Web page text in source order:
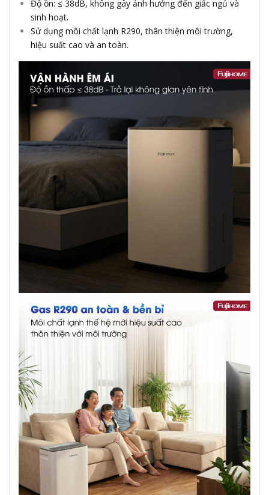
Độ ồn: ≤ 38dB, không gây ảnh hưởng đến giấc ngủ và
sinh hoạt.
Sử dụng môi chất lạnh R290, thân thiện môi trường,
hiệu suất cao và an toàn.